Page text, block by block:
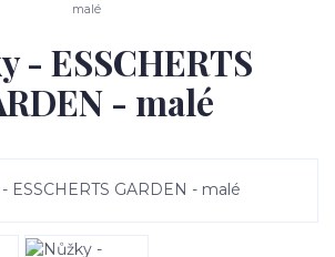
malé
- ESSCHERTS
- malé